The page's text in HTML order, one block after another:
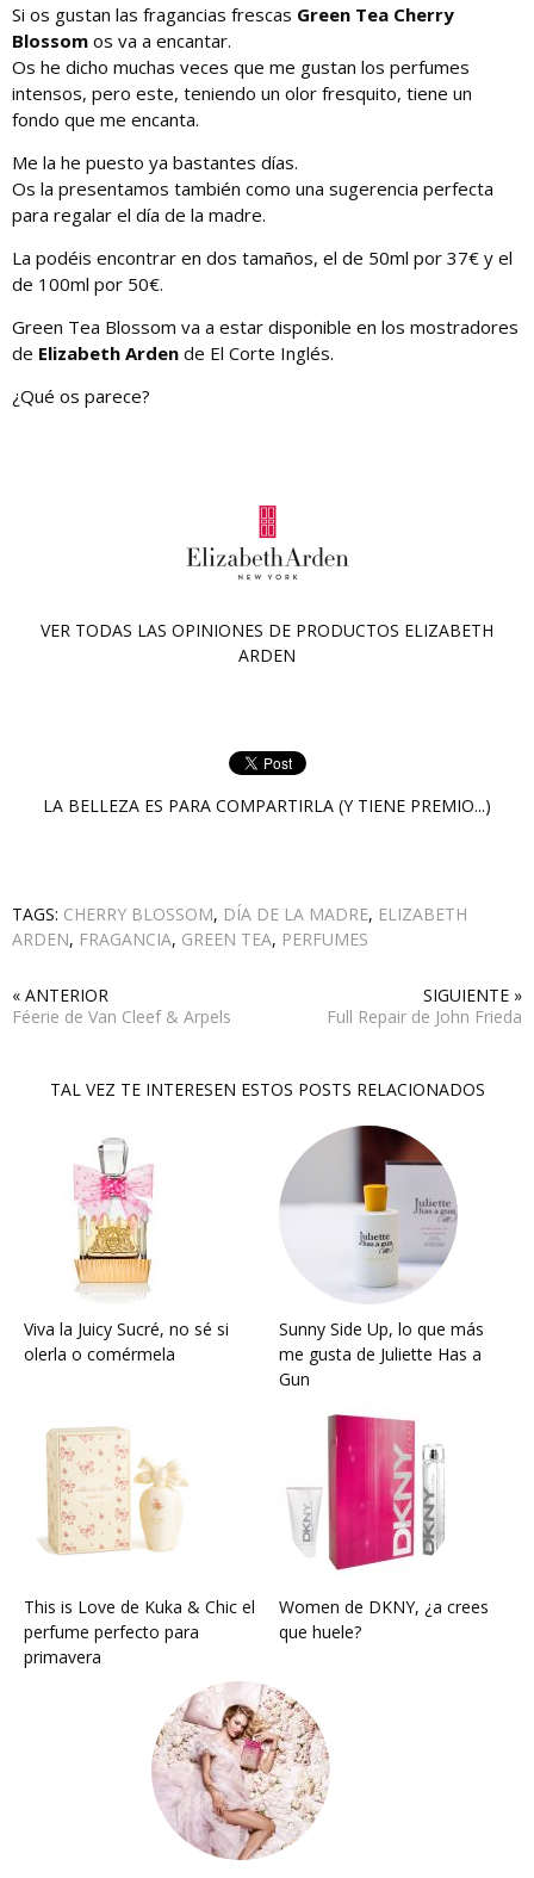
Si os gustan las fragancias frescas Green Tea Cherry
Blossom os va a encantar.
Os he dicho muchas veces que me gustan los perfumes
intensos, pero este, teniendo un olor fresquito, tiene un
fondo que me encanta.
Me la he puesto ya bastantes días.
Os la presentamos también como una sugerencia perfecta
para regalar el día de la madre.
La podéis encontrar en dos tamaños, el de 50ml por 37€ y el
de 100ml por 50€.
Green Tea Blossom va a estar disponible en los mostradores
de Elizabeth Arden de El Corte Inglés.
¿Qué os parece?
VER TODAS LAS OPINIONES DE PRODUCTOS ELIZABETH
ARDEN
LA BELLEZA ES PARA COMPARTIRLA (Y TIENE PREMIO...)
TAGS: CHERRY BLOSSOM, DÍA DE LA MADRE, ELIZABETH
ARDEN, FRAGANCIA, GREEN TEA, PERFUMES
« ANTERIOR
Féerie de Van Cleef & Arpels
SIGUIENTE »
Full Repair de John Frieda
TAL VEZ TE INTERESEN ESTOS POSTS RELACIONADOS
Viva la Juicy Sucré, no sé si
olerla o comérmela
Sunny Side Up, lo que más
me gusta de Juliette Has a
Gun
This is Love de Kuka & Chic el
perfume perfecto para
primavera
Women de DKNY, ¿a crees
que huele?